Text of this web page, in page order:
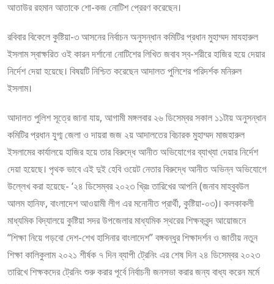
আতাউর রহমান আতাকে শো-কজ নোটিশ প্রেরণ করেছেন।
রবিবার বিকেলে কুষ্টিয়া-৩ আসনের নির্বাচন অনুসন্ধান কমিটির প্রধান মুহাম্মদ মাযহারুল
ইসলাম স্বাক্ষরিত ওই কারন দর্শানো নোটিশের লিখিত জবাব স্ব-শরীরে হাজির হয়ে দেয়ার
নির্দেশ দেয়া হয়েছে। বিষয়টি নিশ্চিত করেছেন আদালত পুলিশের পরিদর্শক মনিরুল
ইসলাম।
আদালত পুলিশ সূত্রে জানা যায়, আগামী মঙ্গলবার ২৬ ডিসেম্বর সকাল ১১টায় অনুসন্ধান
কমিটির প্রধান যুগ্ম জেলা ও দায়রা জজ ২য় আদালতের বিচারক মুহাম্মদ মাজহারুল
ইসলামের কার্যালয়ে হাজির হয়ে তার বিরুদ্ধে আনীত অভিযোগের ব্যাখ্যা দেয়ার নির্দেশ
দেয়া হয়েছে। পৃথক ভাবে এই দুই হেবি ওয়েট নেতার বিরুদ্ধে আনীত অভিন্ন অভিযোগে
উল্লেখ করা হয়েছে- ‘২৪ ডিসেম্বর ২০২৩ খ্রিঃ তারিখের আপনি (জনাব মাহবুবউল
আলম হানিফ, বাংলাদেশ আওয়ামী লীগ এর মনোনীত প্রার্থী, কুষ্টিয়া-০৩)। কলকাকলী
মাধ্যমিক বিদ্যালয়ে কুষ্টিয়া সদর উপজেলার মাধ্যমিক স্থরের শিক্ষকবৃন্দ আয়োজনে
“শিক্ষা নিয়ে গড়বো দেশ-শেখ হাসিনার বাংলাদেশ” বঙ্গবন্ধুর শিক্ষাদর্শন ও জাতীয় নতুন
শিক্ষা কালিকুলাম ২০২১ শীর্ষক ৭ দিন ব্যাপী ট্রেনিং এর শেষ দিন ২৪ ডিসেম্বর ২০২৩
তারিখে শিক্ষকদের ট্রেনিং শুরু করার পূর্বে নির্বাচনী জনসভা করার জন্য বাধ্য করেন মর্মে